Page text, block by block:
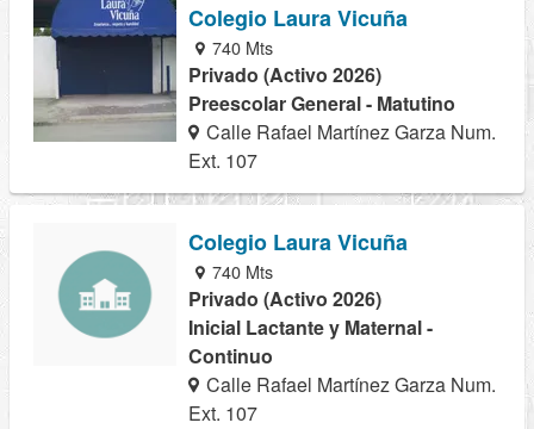
Colegio Laura Vicuña
740 Mts
Privado (Activo 2026)
Preescolar General - Matutino
Calle Rafael Martínez Garza Num.
Ext. 107
Colegio Laura Vicuña
740 Mts
Privado (Activo 2026)
Inicial Lactante y Maternal -
Continuo
Calle Rafael Martínez Garza Num.
Ext. 107